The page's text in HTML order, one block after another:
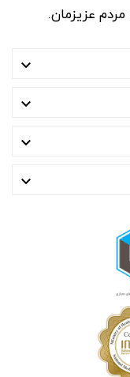
عزیزمان.



